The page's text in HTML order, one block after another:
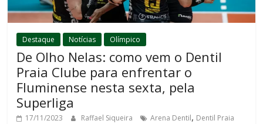
Destaque Notícias Olímpico
De Olho Nelas: como vem o Dentil
Praia Clube para enfrentar o
Fluminense nesta sexta, pela
Superliga
17/11/2023 Raffael Siqueira Arena Dentil, Dentil Praia